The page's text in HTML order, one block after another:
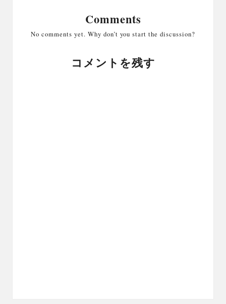
Comments
No comments yet. Why don’t you start the discussion?
コメントを残す